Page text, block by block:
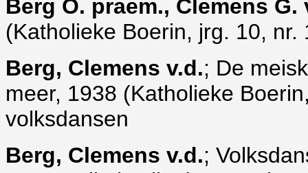
Berg O. praem., Clemens G.
(Katholieke Boerin, jrg. 10,
Berg, Clemens v.d.; De
meer, 1938 (Katholieke
volksdansen
Berg, Clemens v.d.;